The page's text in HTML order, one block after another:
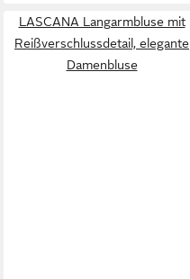
LASCANA Langarmbluse mit
Reißverschlussdetail, elegante
Damenbluse